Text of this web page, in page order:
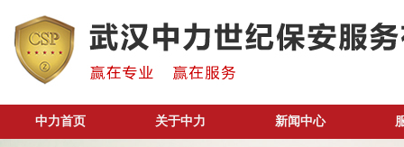
中力首页 关于中力 新闻中心